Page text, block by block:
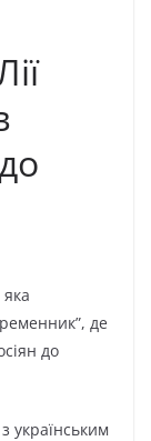
де
до
українським